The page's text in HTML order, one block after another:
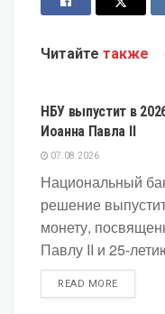
Читайте также
НБУ выпустит в
Иоанна Павла II
07.08.2026
Национальный
решение
монету,
Павлу II и 25-
READ MOREDETAILS